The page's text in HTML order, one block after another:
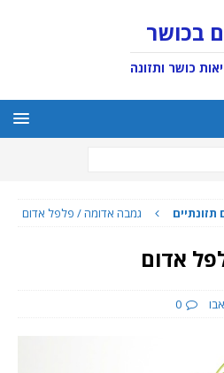
בכושר
כושר ותזונה
תזונתיים גמבה אדומה / פלפל אדום
אדום
0